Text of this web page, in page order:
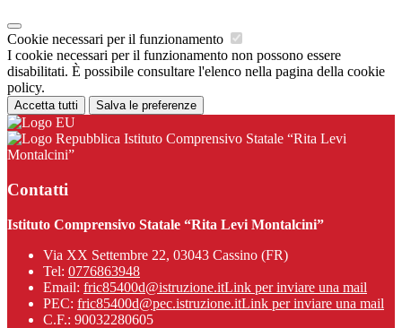
Cookie necessari per il funzionamento
I cookie necessari per il funzionamento non possono essere
disabilitati. È possibile consultare l'elenco nella pagina della cookie
policy.
Accetta tutti Salva le preferenze
Istituto Comprensivo Statale “Rita Levi
Montalcini”
Contatti
Istituto Comprensivo Statale “Rita Levi Montalcini”
Via XX Settembre 22, 03043 Cassino (FR)
Tel: 0776863948
Email: fric85400d@istruzione.itLink per inviare una mail
PEC: fric85400d@pec.istruzione.itLink per inviare una mail
C.F.: 90032280605